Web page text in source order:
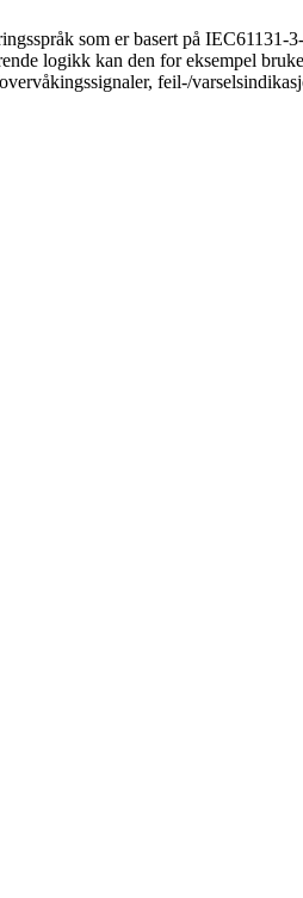
som er basert på IEC61131-
logikk kan den for eksempel
feil-/